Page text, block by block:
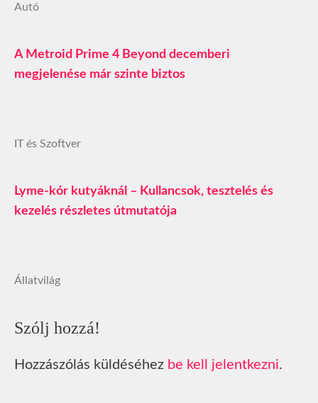
Autó
A Metroid Prime 4 Beyond decemberi
megjelenése már szinte biztos
IT és Szoftver
Lyme-kór kutyáknál – Kullancsok, tesztelés és
kezelés részletes útmutatója
Állatvilág
Szólj hozzá!
Hozzászólás küldéséhez be kell jelentkezni.